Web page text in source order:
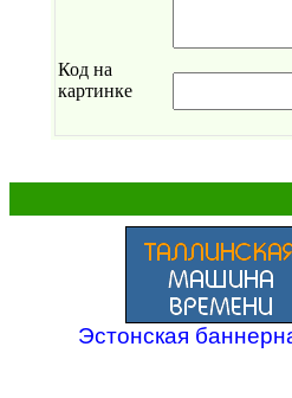
Код на
картинке
Эстонская